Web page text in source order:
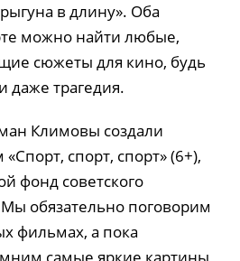
в длину». Оба
можно найти любые,
сюжеты для кино, будь
даже трагедия.
Климовы создали
спорт, спорт» (6+),
фонд советского
обязательно поговорим
фильмах, а пока